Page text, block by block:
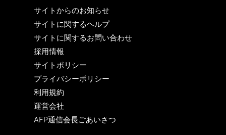
サイトからのお知らせ
サイトに関するヘルプ
サイトに関するお問い合わせ
採用情報
サイトポリシー
プライバシーポリシー
利用規約
運営会社
AFP通信会長ごあいさつ